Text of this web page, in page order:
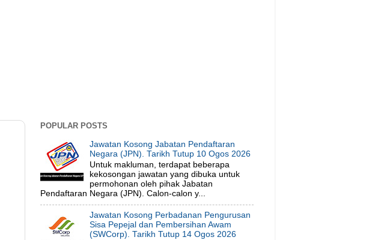
POPULAR POSTS
Jawatan Kosong Jabatan Pendaftaran
Negara (JPN). Tarikh Tutup 10 Ogos 2026
Untuk makluman, terdapat beberapa
kekosongan jawatan yang dibuka untuk
permohonan oleh pihak Jabatan
Pendaftaran Negara (JPN). Calon-calon y...
Jawatan Kosong Perbadanan Pengurusan
Sisa Pepejal dan Pembersihan Awam
(SWCorp). Tarikh Tutup 14 Ogos 2026